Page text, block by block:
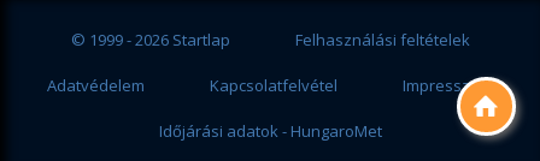

© 1999 - 2026 Startlap Felhasználási feltételek
Adatvédelem Kapcsolatfelvétel Impresszum
Időjárási adatok - HungaroMet